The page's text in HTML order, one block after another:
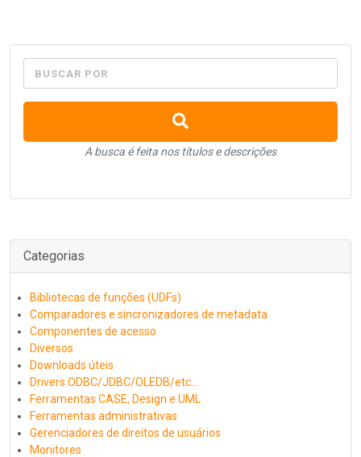
BUSCAR POR
A busca é feita nos títulos e descrições
Categorias
Bibliotecas de funções (UDFs)
Comparadores e sincronizadores de metadata
Componentes de acesso
Diversos
Downloads úteis
Drivers ODBC/JDBC/OLEDB/etc...
Ferramentas CASE, Design e UML
Ferramentas administrativas
Gerenciadores de direitos de usuários
Monitores